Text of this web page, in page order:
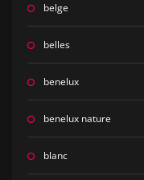
belge
belles
benelux
benelux nature
blanc